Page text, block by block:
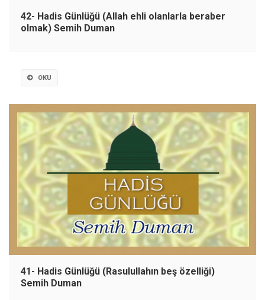
42- Hadis Günlüğü (Allah ehli olanlarla beraber
olmak) Semih Duman
OKU
41- Hadis Günlüğü (Rasulullahın beş özelliği)
Semih Duman